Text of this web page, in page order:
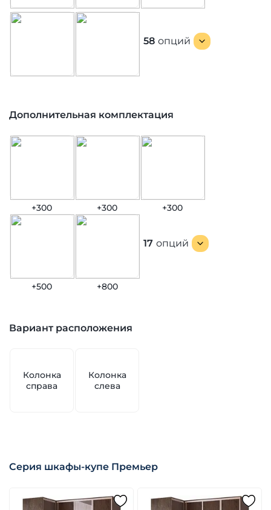
58 опций
Дополнительная комплектация
+300 +300 +300
+500 +800
17 опций
Вариант расположения
Колонка
справа
Колонка
слева
Серия шкафы-купе Премьер